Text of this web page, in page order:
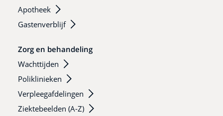
Apotheek
Gastenverblijf
Zorg en behandeling
Wachttijden
Poliklinieken
Verpleegafdelingen
Ziektebeelden (A-Z)